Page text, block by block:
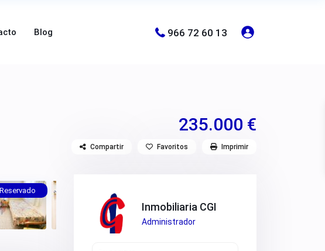
Blog 966 72 60 13
235.000 €
Compartir Favoritos Imprimir
Reservado
Inmobiliaria CGI
Administrador